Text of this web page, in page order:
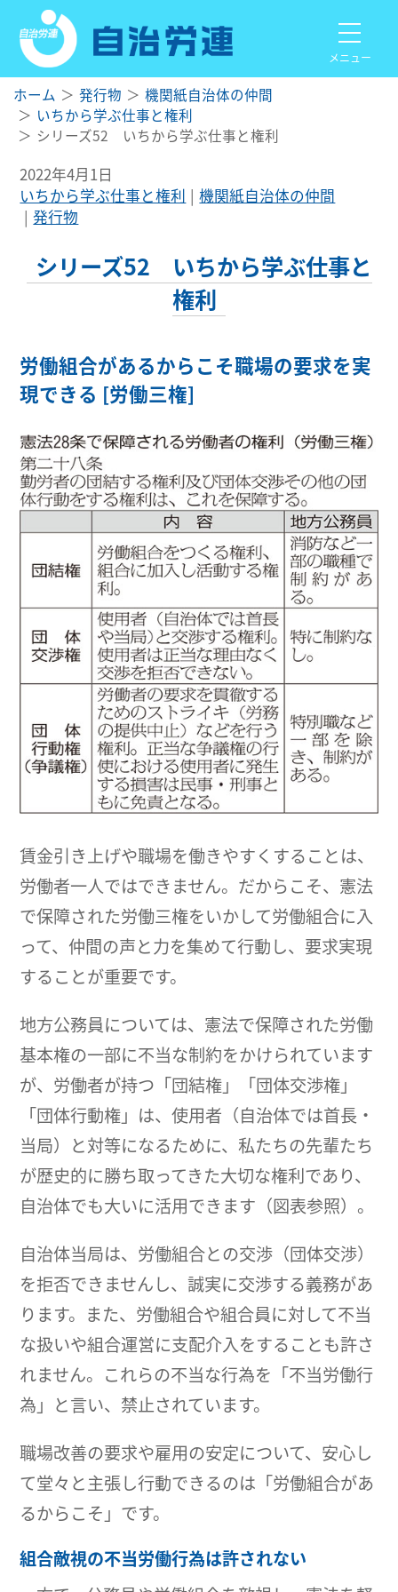
メニュー
ホーム 発行物
機関紙自治体の仲間
いちから学ぶ仕事と権利
シリーズ52 いちから学ぶ仕事と権利
2022年4月1日
いちから学ぶ仕事と権利
機関紙自治体の仲間
発行物
シリーズ52 いちから学ぶ仕事と
権利
労働組合があるからこそ職場の要求を実
現できる [労働三権]
賃金引き上げや職場を働きやすくすることは、
労働者一人ではできません。だからこそ、憲法
で保障された労働三権をいかして労働組合に入
って、仲間の声と力を集めて行動し、要求実現
することが重要です。
地方公務員については、憲法で保障された労働
基本権の一部に不当な制約をかけられています
が、労働者が持つ「団結権」「団体交渉権」
「団体行動権」は、使用者（自治体では首長・
当局）と対等になるために、私たちの先輩たち
が歴史的に勝ち取ってきた大切な権利であり、
自治体でも大いに活用できます（図表参照）。
自治体当局は、労働組合との交渉（団体交渉）
を拒否できませんし、誠実に交渉する義務があ
ります。また、労働組合や組合員に対して不当
な扱いや組合運営に支配介入をすることも許さ
れません。これらの不当な行為を「不当労働行
為」と言い、禁止されています。
職場改善の要求や雇用の安定について、安心し
て堂々と主張し行動できるのは「労働組合があ
るからこそ」です。
組合敵視の不当労働行為は許されない